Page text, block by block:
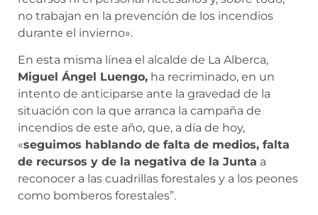
no trabajan en la prevención de los incendios
durante el invierno».
En esta misma línea el alcalde de La Alberca,
Miguel Ángel Luengo, ha recriminado, en un
intento de anticiparse ante la gravedad de la
situación con la que arranca la campaña de
incendios de este año, que, a día de hoy,
«seguimos hablando de falta de medios, falta
de recursos y de la negativa de la Junta a
reconocer a las cuadrillas forestales y a los peones
como bomberos forestales”.